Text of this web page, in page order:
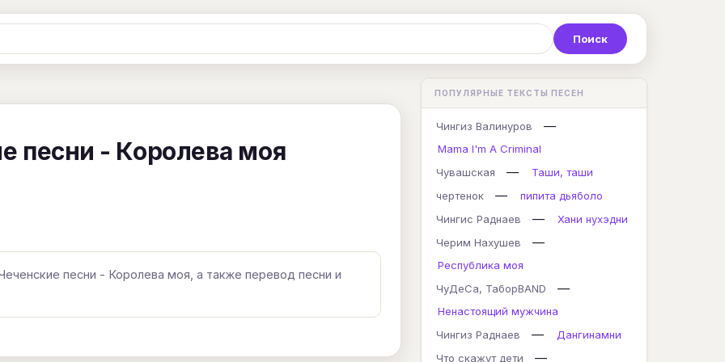
С Т У Ф Х Ц
L M N O P Q
Y Z
песни - Королева моя
песни - Королева моя, а также перевод песни и
ПОПУЛЯРНЫЕ ТЕКСТЫ ПЕСЕН
Чингиз Валинуров —
Mama I'm A Criminal
Чувашская
—
Таши, таши
чертенок
—
пипита дьяболо
Чингис Раднаев
—
Хани нухэдни
Черим Нахушев
—
Республика моя
ЧуДеСа, ТаборBAND
—
Ненастоящий мужчина
Чингиз Раднаев
—
Дангинамни
Что скажут дети
—